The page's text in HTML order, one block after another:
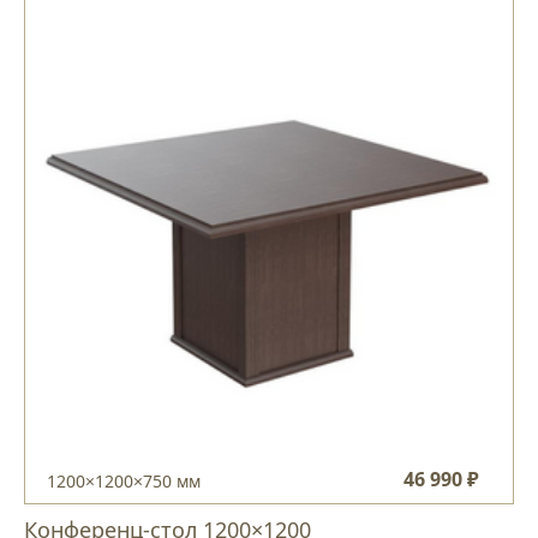
1200×1200×750 мм 46 990 ₽
Конференц-стол 1200×1200